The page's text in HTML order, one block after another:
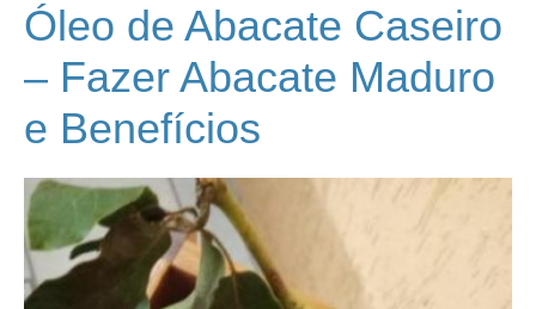
Óleo de Abacate Caseiro
– Fazer Abacate Maduro
e Benefícios